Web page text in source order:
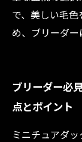
で、美しい毛
め、ブリーダー
ブリーダー必
点とポイント
ミニチュアダ